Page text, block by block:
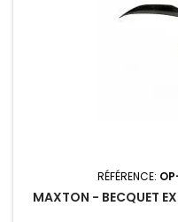
RÉFÉRENCE:
MAXTON - BECQUET